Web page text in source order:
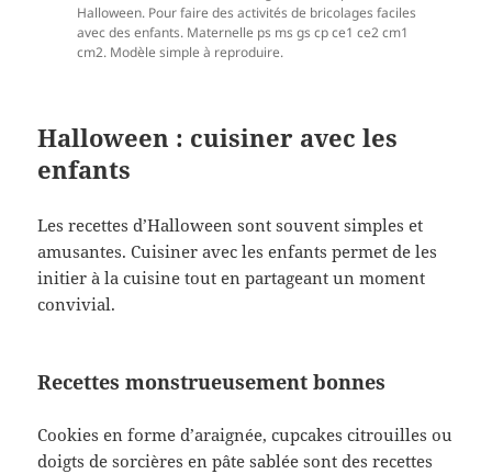
Halloween. Pour faire des activités de bricolages faciles
avec des enfants. Maternelle ps ms gs cp ce1 ce2 cm1
cm2. Modèle simple à reproduire.
Halloween : cuisiner avec les
enfants
Les recettes d’Halloween sont souvent simples et
amusantes. Cuisiner avec les enfants permet de les
initier à la cuisine tout en partageant un moment
convivial.
Recettes monstrueusement bonnes
Cookies en forme d’araignée, cupcakes citrouilles ou
doigts de sorcières en pâte sablée sont des recettes